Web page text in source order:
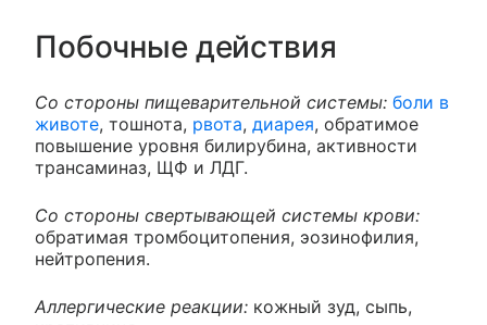
Побочные действия
Со стороны пищеварительной системы: боли в
животе, тошнота, рвота, диарея, обратимое
повышение уровня билирубина, активности
трансаминаз, ЩФ и ЛДГ.
Со стороны свертывающей системы крови:
обратимая тромбоцитопения, эозинофилия,
нейтропения.
Аллергические реакции: кожный зуд, сыпь,